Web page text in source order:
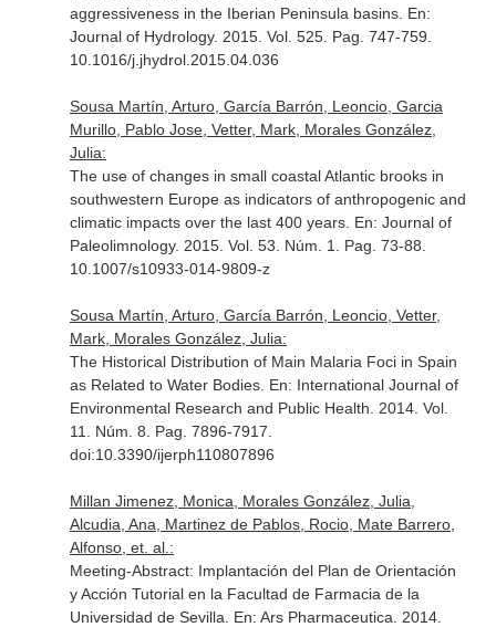
aggressiveness in the Iberian Peninsula basins. En:
Journal of Hydrology. 2015. Vol. 525. Pag. 747-759.
10.1016/j.jhydrol.2015.04.036
Sousa Martín, Arturo, García Barrón, Leoncio, Garcia
Murillo, Pablo Jose, Vetter, Mark, Morales González,
Julia:
The use of changes in small coastal Atlantic brooks in
southwestern Europe as indicators of anthropogenic and
climatic impacts over the last 400 years. En: Journal of
Paleolimnology. 2015. Vol. 53. Núm. 1. Pag. 73-88.
10.1007/s10933-014-9809-z
Sousa Martín, Arturo, García Barrón, Leoncio, Vetter,
Mark, Morales González, Julia:
The Historical Distribution of Main Malaria Foci in Spain
as Related to Water Bodies. En: International Journal of
Environmental Research and Public Health . 2014. Vol.
11. Núm. 8. Pag. 7896-7917.
doi:10.3390/ijerph110807896
Millan Jimenez, Monica, Morales González, Julia,
Alcudia, Ana, Martinez de Pablos, Rocio, Mate Barrero,
Alfonso, et. al.:
Meeting-Abstract: Implantación del Plan de Orientación
y Acción Tutorial en la Facultad de Farmacia de la
Universidad de Sevilla. En: Ars Pharmaceutica . 2014.